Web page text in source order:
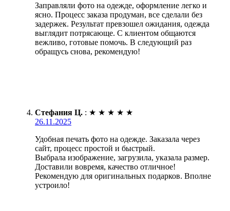
Заправляли фото на одежде, оформление легко и
ясно. Процесс заказа продуман, все сделали без
задержек. Результат превзошел ожидания, одежда
выглядит потрясающе. С клиентом общаются
вежливо, готовые помочь. В следующий раз
обращусь снова, рекомендую!
Стефания Ц. : ★ ★ ★ ★ ★
26.11.2025
Удобная печать фото на одежде. Заказала через
сайт, процесс простой и быстрый.
Выбрала изображение, загрузила, указала размер.
Доставили вовремя, качество отличное!
Рекомендую для оригинальных подарков. Вполне
устроило!